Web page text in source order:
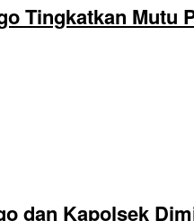
Tingkatkan Mutu
dan Kapolsek